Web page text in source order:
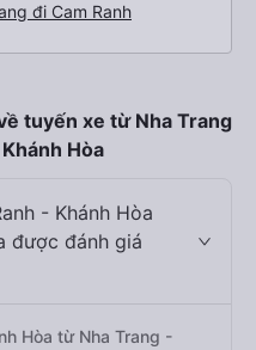
đi Cam Ranh
tuyến xe từ Nha Trang
Hòa
- Khánh Hòa
được đánh giá
Hòa từ Nha Trang -